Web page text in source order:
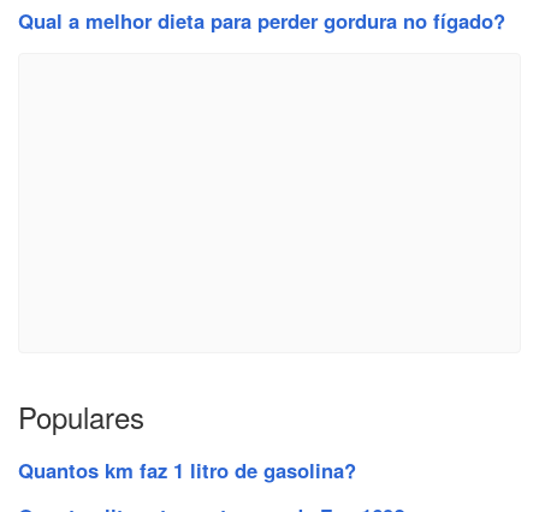
Qual a melhor dieta para perder gordura no fígado?
Populares
Quantos km faz 1 litro de gasolina?